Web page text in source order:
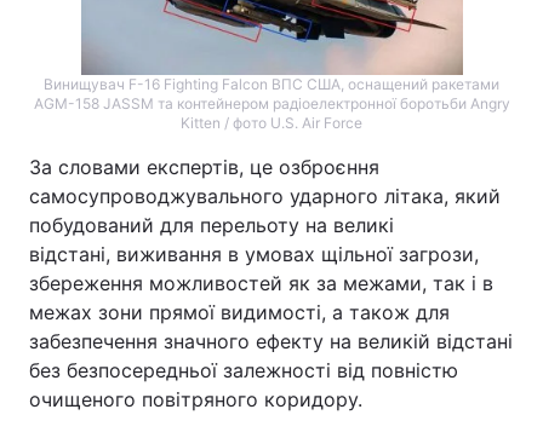
Винищувач F-16 Fighting Falcon ВПС США, оснащений ракетами
AGM-158 JASSM та контейнером радіоелектронної боротьби Angry
Kitten / фото U.S. Air Force
За словами експертів, це озброєння
самосупроводжувального ударного літака, який
побудований для перельоту на великі
відстані, виживання в умовах щільної загрози,
збереження можливостей як за межами, так і в
межах зони прямої видимості, а також для
забезпечення значного ефекту на великій відстані
без безпосередньої залежності від повністю
очищеного повітряного коридору.